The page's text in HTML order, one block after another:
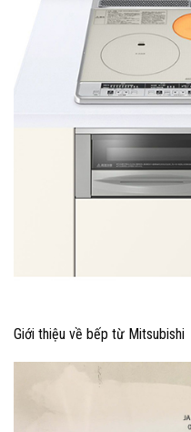
Giới thiệu về bếp từ Mitsubishi